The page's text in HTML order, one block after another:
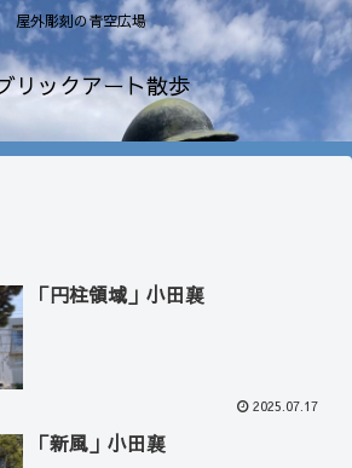
屋外彫刻の青空広場
リックアート散歩
「円柱領域」小田襄
2025.07.17
「新風」小田襄